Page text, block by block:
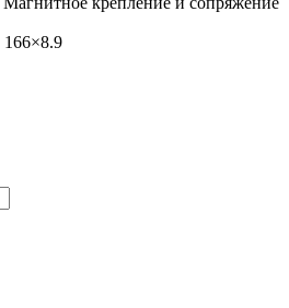
166×8.9